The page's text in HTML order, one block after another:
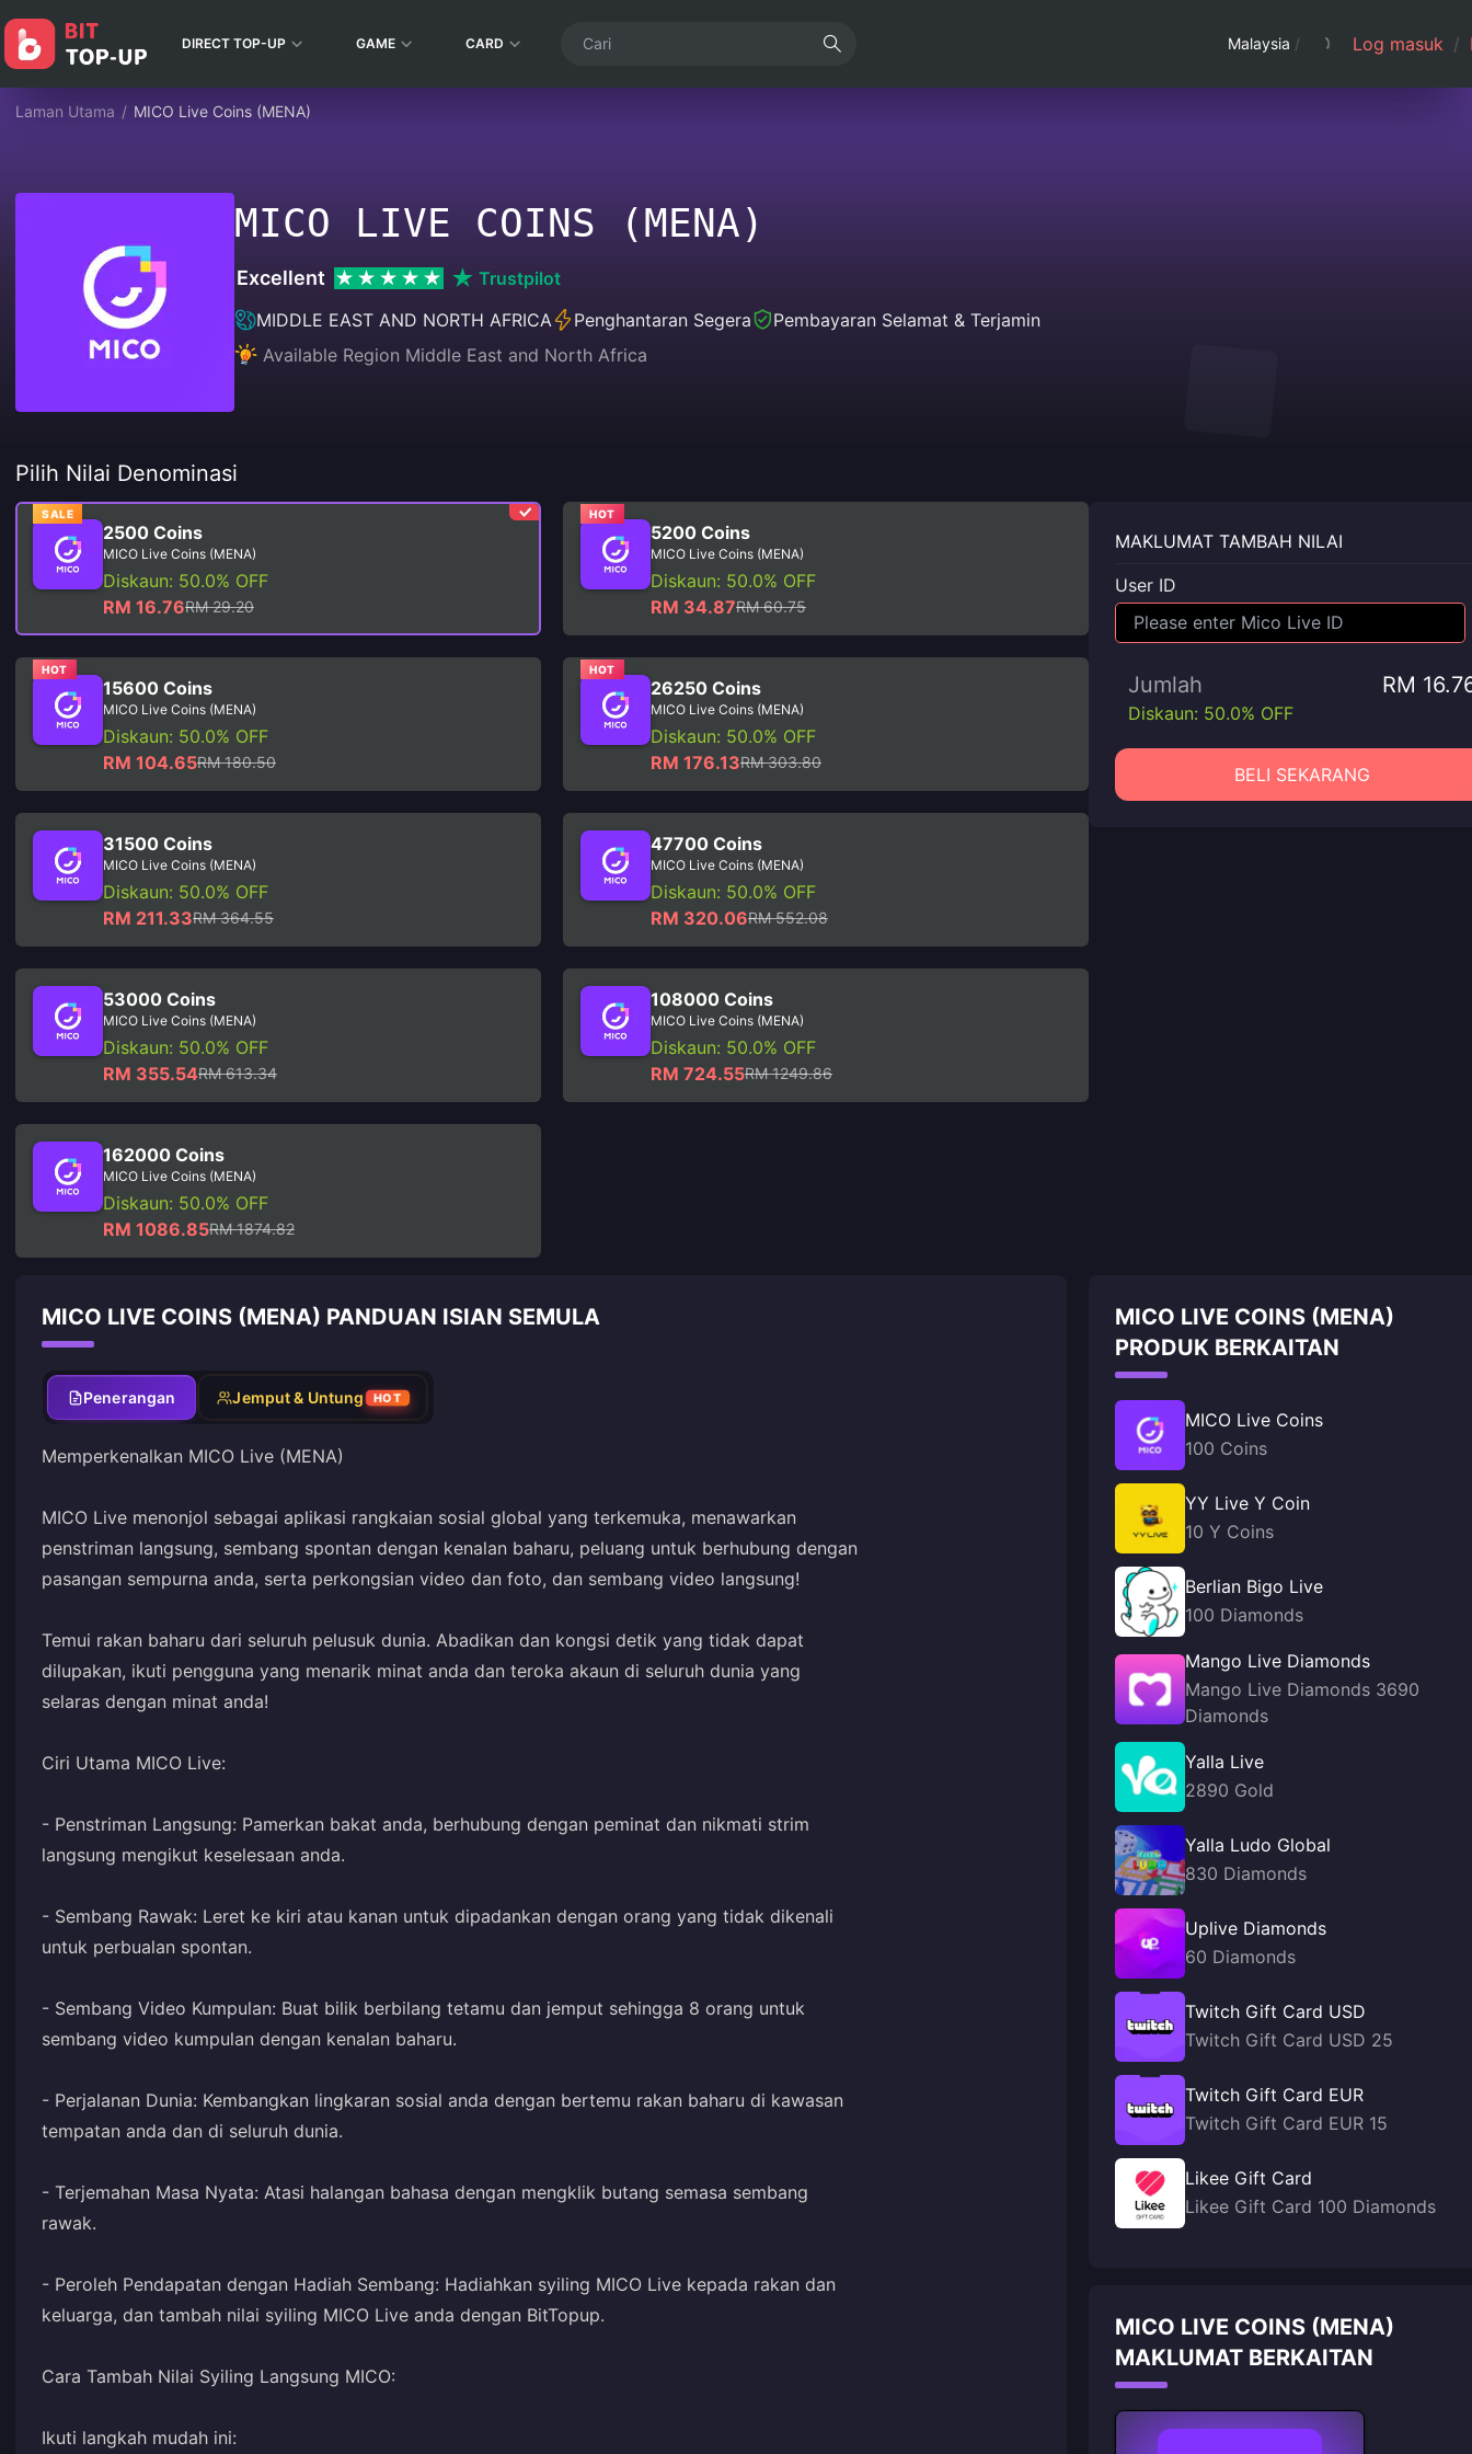
DIRECT TOP-UP GAME CARD Malaysia / Log masuk /
Laman Utama / MICO Live Coins (MENA)
MICO LIVE COINS (MENA)
Excellent
Trustpilot
MIDDLE EAST AND NORTH AFRICA
Penghantaran Segera
Pembayaran Selamat & Terjamin
Available Region Middle East and North Africa
Pilih Nilai Denominasi
SALE
2500 Coins
MICO Live Coins (MENA)
Diskaun: 50.0% OFF
RM 16.76RM 29.20
HOT
5200 Coins
MICO Live Coins (MENA)
Diskaun: 50.0% OFF
RM 34.87RM 60.75
HOT
15600 Coins
MICO Live Coins (MENA)
Diskaun: 50.0% OFF
RM 104.65RM 180.50
HOT
26250 Coins
MICO Live Coins (MENA)
Diskaun: 50.0% OFF
RM 176.13RM 303.80
31500 Coins
MICO Live Coins (MENA)
Diskaun: 50.0% OFF
RM 211.33RM 364.55
47700 Coins
MICO Live Coins (MENA)
Diskaun: 50.0% OFF
RM 320.06RM 552.08
53000 Coins
MICO Live Coins (MENA)
Diskaun: 50.0% OFF
RM 355.54RM 613.34
108000 Coins
MICO Live Coins (MENA)
Diskaun: 50.0% OFF
RM 724.55RM 1249.86
162000 Coins
MICO Live Coins (MENA)
Diskaun: 50.0% OFF
RM 1086.85RM 1874.82
MAKLUMAT TAMBAH NILAI
User ID
Jumlah RM
Diskaun: 50.0% OFF
BELI SEKARANG
MICO LIVE COINS (MENA) PANDUAN ISIAN SEMULA
Penerangan Jemput & Untung HOT
Memperkenalkan MICO Live (MENA)
MICO Live menonjol sebagai aplikasi rangkaian sosial global yang terkemuka, menawarkan
penstriman langsung, sembang spontan dengan kenalan baharu, peluang untuk berhubung dengan
pasangan sempurna anda, serta perkongsian video dan foto, dan sembang video langsung!
Temui rakan baharu dari seluruh pelusuk dunia. Abadikan dan kongsi detik yang tidak dapat
dilupakan, ikuti pengguna yang menarik minat anda dan teroka akaun di seluruh dunia yang
selaras dengan minat anda!
Ciri Utama MICO Live:
- Penstriman Langsung: Pamerkan bakat anda, berhubung dengan peminat dan nikmati strim
langsung mengikut keselesaan anda.
- Sembang Rawak: Leret ke kiri atau kanan untuk dipadankan dengan orang yang tidak dikenali
untuk perbualan spontan.
- Sembang Video Kumpulan: Buat bilik berbilang tetamu dan jemput sehingga 8 orang untuk
sembang video kumpulan dengan kenalan baharu.
- Perjalanan Dunia: Kembangkan lingkaran sosial anda dengan bertemu rakan baharu di kawasan
tempatan anda dan di seluruh dunia.
- Terjemahan Masa Nyata: Atasi halangan bahasa dengan mengklik butang semasa sembang
rawak.
- Peroleh Pendapatan dengan Hadiah Sembang: Hadiahkan syiling MICO Live kepada rakan dan
keluarga, dan tambah nilai syiling MICO Live anda dengan BitTopup.
Cara Tambah Nilai Syiling Langsung MICO:
Ikuti langkah mudah ini:
MICO LIVE COINS (MENA)
PRODUK BERKAITAN
MICO Live Coins
100 Coins
YY Live Y Coin
10 Y Coins
Berlian Bigo Live
100 Diamonds
Mango Live Diamonds
Mango Live Diamonds 3690
Diamonds
Yalla Live
2890 Gold
Yalla Ludo Global
830 Diamonds
Uplive Diamonds
60 Diamonds
Twitch Gift Card USD
Twitch Gift Card USD 25
Twitch Gift Card EUR
Twitch Gift Card EUR 15
Likee Gift Card
Likee Gift Card 100 Diamonds
MICO LIVE COINS (MENA)
MAKLUMAT BERKAITAN